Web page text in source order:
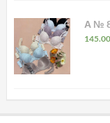
А №
145.00